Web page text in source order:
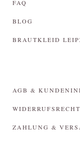
FAQ
BLOG
BRAUTKLEID
AGB &
WIDERRUFSRECHT
ZAHLUNG &